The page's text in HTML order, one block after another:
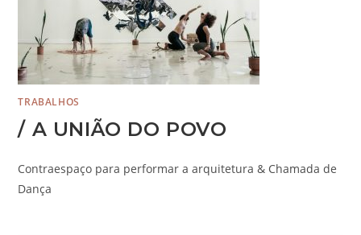
TRABALHOS
/ A UNIÃO DO POVO
Contraespaço para performar a arquitetura & Chamada de
Dança